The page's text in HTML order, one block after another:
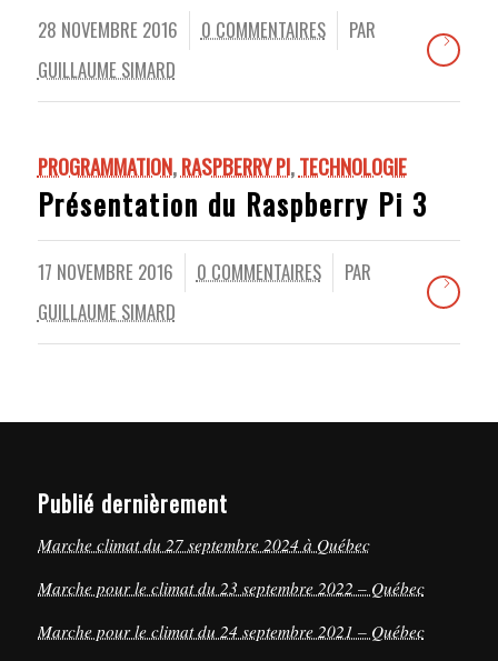
28 NOVEMBRE 2016
/ 0 COMMENTAIRES
/
PAR
GUILLAUME SIMARD
PROGRAMMATION,RASPBERRY PI,TECHNOLOGIE
Présentation du Raspberry Pi 3
17 NOVEMBRE 2016
/ 0 COMMENTAIRES
/
PAR
GUILLAUME SIMARD
Publié dernièrement
Marche climat du 27 septembre 2024 à Québec
Marche pour le climat du 23 septembre 2022 – Québec
Marche pour le climat du 24 septembre 2021 – Québec